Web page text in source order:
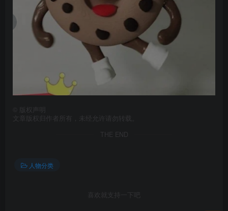
版权声明
文章版权归作者所有，未经允许请勿转载。
THE END
人物分类
喜欢就支持一下吧